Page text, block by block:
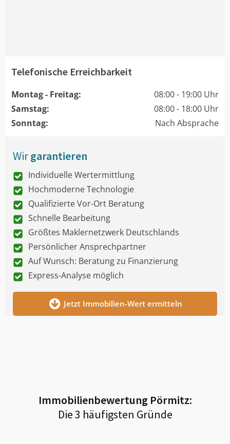
Telefonische Erreichbarkeit
Montag - Freitag:
08:00 - 19:00 Uhr
Samstag:
08:00 - 18:00 Uhr
Sonntag:
Nach Absprache
Wirgarantieren
Individuelle Wertermittlung
Hochmoderne Technologie
Qualifizierte Vor-Ort Beratung
Schnelle Bearbeitung
Größtes Maklernetzwerk Deutschlands
Persönlicher Ansprechpartner
Auf Wunsch: Beratung zu Finanzierung
Express-Analyse möglich
Jetzt Immobilien-Wert ermitteln
Immobilienbewertung Pörmitz:
Die 3 häufigsten Gründe